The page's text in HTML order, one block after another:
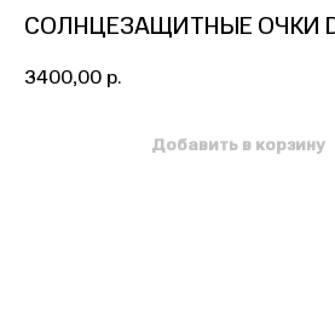
СОЛНЦЕЗАЩИТНЫЕ ОЧКИ
3400,00 р.
Добавить в корзину